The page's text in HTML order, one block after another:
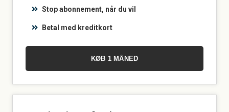
Stop abonnement, når du vil
Betal med kreditkort
KØB 1 MÅNED